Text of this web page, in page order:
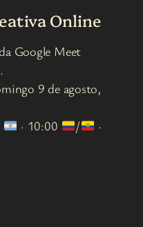
Online
Google Meet
9 de agosto,
· 10:00 /
·